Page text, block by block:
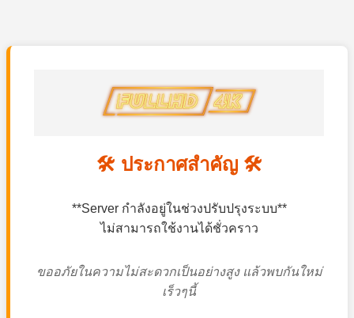
🛠️ ประกาศสำคัญ 🛠️
**Server กำลังอยู่ในช่วงปรับปรุงระบบ**
ไม่สามารถใช้งานได้ชั่วคราว
ขออภัยในความไม่สะดวกเป็นอย่างสูง แล้วพบกันใหม่
เร็วๆนี้